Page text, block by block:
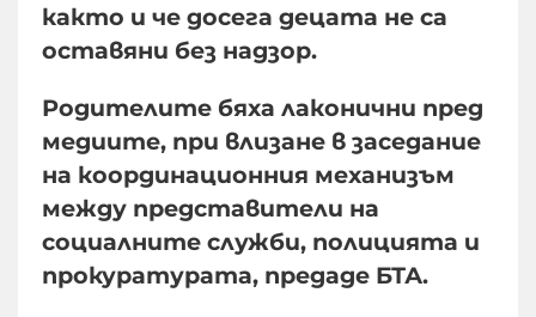
както и че досега децата не са
оставяни без надзор.
Родителите бяха лаконични пред
медиите, при влизане в заседание
на координационния механизъм
между представители на
социалните служби, полицията и
прокуратурата, предаде БТА.